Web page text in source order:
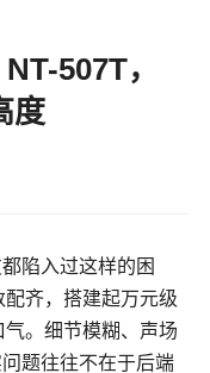
507T，
度
陷入过这样的困
齐，搭建起万元级
。细节模糊、声场
题往往不在于后端